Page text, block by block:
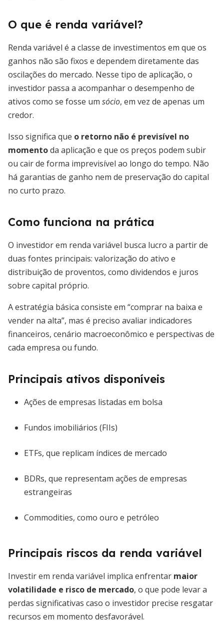
O que é renda variável?
Renda variável é a classe de investimentos em que os
ganhos não são fixos e dependem diretamente das
oscilações do mercado. Nesse tipo de aplicação, o
investidor passa a acompanhar o desempenho de
ativos como se fosse um sócio, em vez de apenas um
credor.
Isso significa que o retorno não é previsível no
momentoda aplicação e que os preços podem subir
ou cair de forma imprevisível ao longo do tempo. Não
há garantias de ganho nem de preservação do capital
no curto prazo.
Como funciona na prática
O investidor em renda variável busca lucro a partir de
duas fontes principais: valorização do ativo e
distribuição de proventos, como dividendos e juros
sobre capital próprio.
A estratégia básica consiste em “comprar na baixa e
vender na alta”, mas é preciso avaliar indicadores
financeiros, cenário macroeconômico e perspectivas de
cada empresa ou fundo.
Principais ativos disponíveis
Ações de empresas listadas em bolsa
Fundos imobiliários (FIIs)
ETFs, que replicam índices de mercado
BDRs, que representam ações de empresas
estrangeiras
Commodities, como ouro e petróleo
Principais riscos da renda variável
Investir em renda variável implica enfrentar maior
volatilidade e risco de mercado, o que pode levar a
perdas significativas caso o investidor precise resgatar
recursos em momento desfavorável.